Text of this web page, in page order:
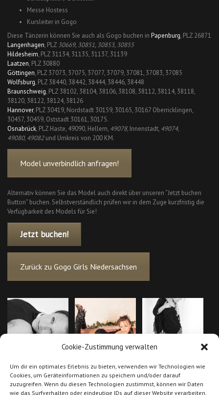
Cookie-Zustimmung verwalten
Um dir ein optimales Erlebnis zu bieten, verwenden wir Technologien wie
Cookies, um Geräteinformationen zu speichern und/oder darauf
zuzugreifen. Wenn du diesen Technologien zustimmst, können wir Daten
wie das Surfverhalten oder eindeutige IDs auf dieser Website verarbeiten.
Messe Hostess
Kursleiter in Gogo
Diese Tänzerin können Sie auch als Gogo buchen in Papenburg, PLZ 26871
Langenhagen, PLZ 30669, 30851, 30853, 30855
Hildesheim, PLZ 31134, 31135, 31137, 31139
Laatzen, PLZ 30880
Göttingen, PLZ 37073, 37075, 37077, 37079, 37081, 37083, 37085
Wolfsburg, PLZ 38440, 38442, 38444, 38446, 38448
Braunschweig, PLZ 38102, 38104, 38106, 38108, 38112, 38114, 38118,
38120, 38122, 38124, 38126
Hannover, PLZ 30419, Nordstadt 30159, 30165, 30167 Oberricklingen,
30457, 30459, Oststadt 30161, 30175.
Osnabrück, PLZ Haste, 49090, Hellern, 49078, Innenstadt, 49074,
49080, 49082und Umkreis von 200 KM.
Model unverbindlich anfragen!
Alternativ können Sie das Model auch direkt über unseren “Jetzt buchen
Button” buchen. Selbstverständlich prüfen wir in dem Zuge kurzfristig die
Verfügbarkeit des Models für Sie!
Jetzt buchen!
Zurück zu Gogo Girls Niedersachsen